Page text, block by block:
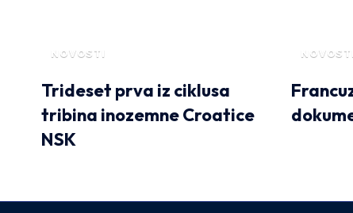
NOVOSTI
Trideset prva iz ciklusa
tribina inozemne Croatice
NSK
NOVOSTI